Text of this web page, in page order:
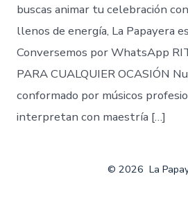
buscas animar tu celebración
llenos de energía, La Papayera
Conversemos por WhatsApp
PARA CUALQUIER OCASIÓN
conformado por músicos
interpretan con maestría […]
© 2026 La